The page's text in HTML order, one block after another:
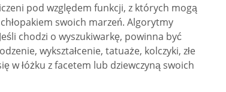
pod względem funkcji, z których mogą
swoich marzeń. Algorytmy
chodzi o wyszukiwarkę, powinna być
wykształcenie, tatuaże, kolczyki, złe
w łóżku z facetem lub dziewczyną swoich